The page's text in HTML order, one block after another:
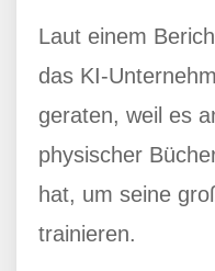
Laut einem
das KI-
geraten, weil es
physischer
hat, um seine
trainieren.